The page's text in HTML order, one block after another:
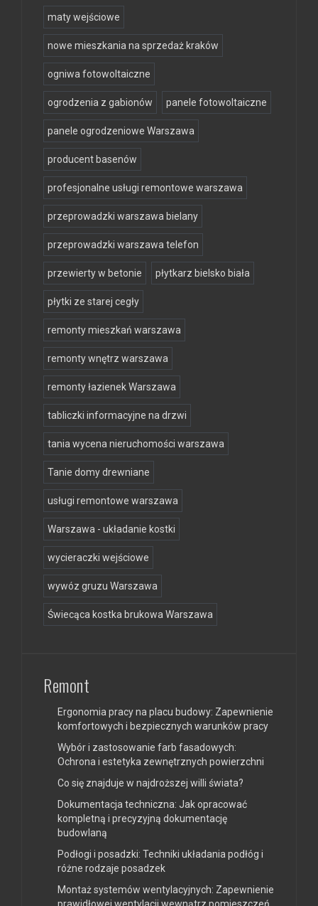
maty wejściowe
nowe mieszkania na sprzedaż kraków
ogniwa fotowoltaiczne
ogrodzenia z gabionów panele fotowoltaiczne
panele ogrodzeniowe Warszawa
producent basenów
profesjonalne usługi remontowe warszawa
przeprowadzki warszawa bielany
przeprowadzki warszawa telefon
przewierty w betonie płytkarz bielsko biała
płytki ze starej cegły
remonty mieszkań warszawa
remonty wnętrz warszawa
remonty łazienek Warszawa
tabliczki informacyjne na drzwi
tania wycena nieruchomości warszawa
Tanie domy drewniane
usługi remontowe warszawa
Warszawa - układanie kostki
wycieraczki wejściowe
wywóz gruzu Warszawa
Świecąca kostka brukowa Warszawa
Remont
Ergonomia pracy na placu budowy: Zapewnienie
komfortowych i bezpiecznych warunków pracy
Wybór i zastosowanie farb fasadowych:
Ochrona i estetyka zewnętrznych powierzchni
Co się znajduje w najdroższej willi świata?
Dokumentacja techniczna: Jak opracować
kompletną i precyzyjną dokumentację
budowlaną
Podłogi i posadzki: Techniki układania podłóg i
różne rodzaje posadzek
Montaż systemów wentylacyjnych: Zapewnienie